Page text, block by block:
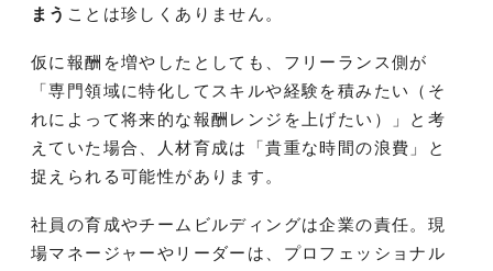
まう ことは珍しくありません。
仮に報酬を増やしたとしても、フリーランス側が
「専門領域に特化してスキルや経験を積みたい（そ
れによって将来的な報酬レンジを上げたい）」と考
えていた場合、人材育成は「貴重な時間の浪費」と
捉えられる可能性があります。
社員の育成やチームビルディングは企業の責任。現
場マネージャーやリーダーは、プロフェッショナル